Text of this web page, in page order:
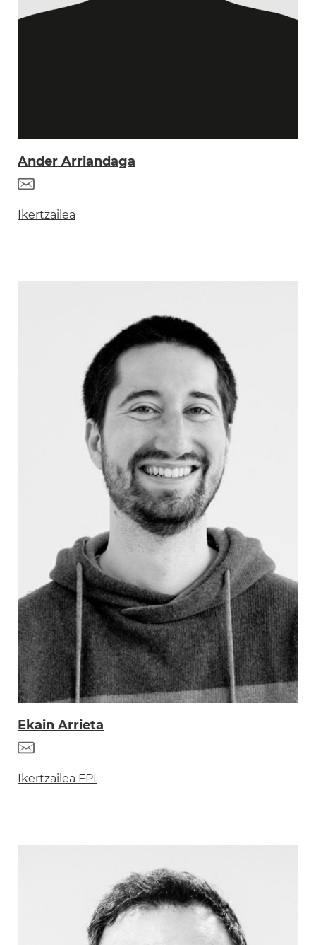
Ander Arriandaga
Ikertzailea
Ekain Arrieta
Ikertzailea FPI